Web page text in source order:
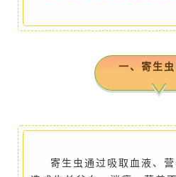
一、寄生
寄生虫通过吸取血液、